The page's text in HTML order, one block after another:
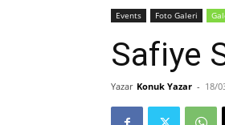
Events Foto Galeri
Safiye
Yazar Konuk Yazar - 18/